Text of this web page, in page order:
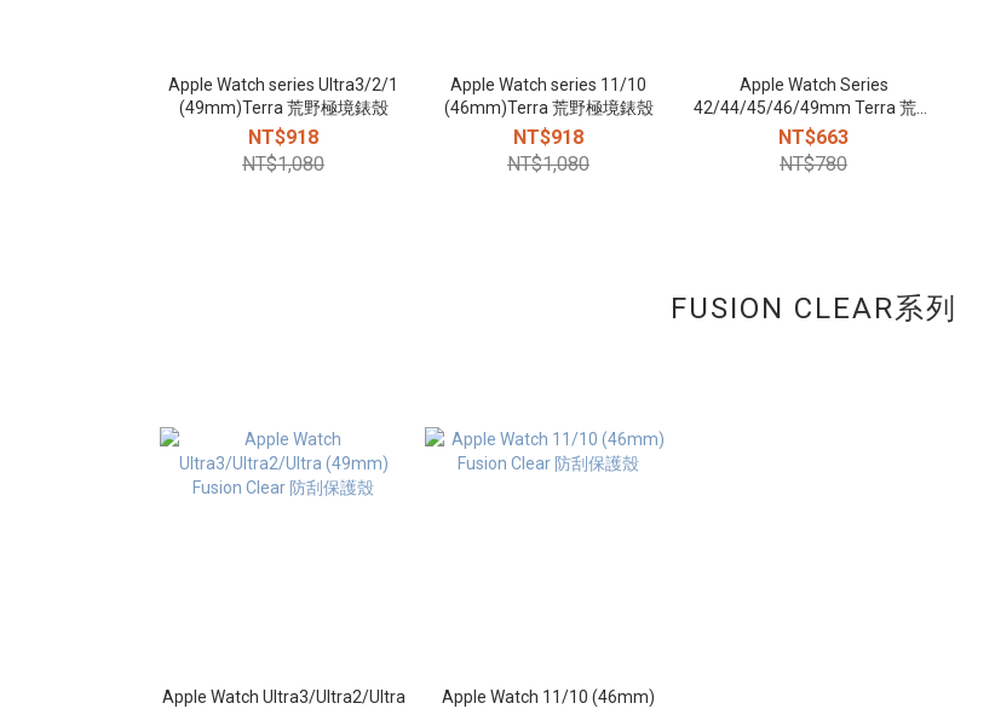
Apple Watch series Ultra3/2/1
(49mm)Terra 荒野極境錶殼
NT$918
NT$1,080
Apple Watch series 11/10
(46mm)Terra 荒野極境錶殼
NT$918
NT$1,080
Apple Watch Series
42/44/45/46/49mm Terra 荒野
極境錶帶
NT$663
NT$780
FUSION CLEAR系列
Apple Watch Ultra3/Ultra2/Ultra
Apple Watch 11/10 (46mm)